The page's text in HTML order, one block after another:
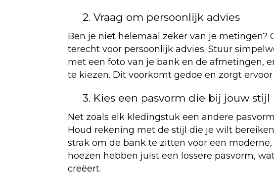
2. Vraag om persoonlijk advies
Ben je niet helemaal zeker van je metingen?
terecht voor persoonlijk advies. Stuur
met een foto van je bank en de afmetingen,
te kiezen. Dit voorkomt gedoe en zorgt
3. Kies een pasvorm die bij jouw stijl
Net zoals elk kledingstuk een andere
Houd rekening met de stijl die je wilt
strak om de bank te zitten voor een
hoezen hebben juist een lossere pasvorm,
creëert.